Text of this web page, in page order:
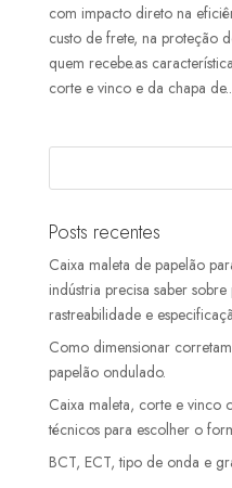
com impacto direto na
custo de frete, na proteção
quem recebe.as
corte e vinco e da chapa
Posts recentes
Caixa maleta de papelão
indústria precisa saber
rastreabilidade e
Como dimensionar
papelão ondulado.
Caixa maleta, corte e vinco
técnicos para escolher o
BCT, ECT, tipo de onda e